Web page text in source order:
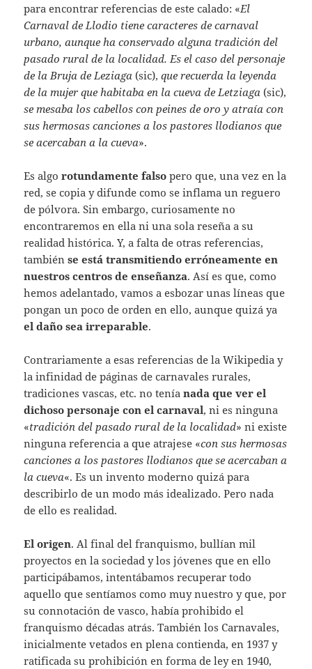
para encontrar referencias de este calado: «El
Carnaval de Llodio tiene caracteres de carnaval
urbano, aunque ha conservado alguna tradición del
pasado rural de la localidad. Es el caso del personaje
de la Bruja de Leziaga (sic),que recuerda la leyenda
de la mujer que habitaba en la cueva de Letziaga (sic),
se mesaba los cabellos con peines de oro y atraía con
sus hermosas canciones a los pastores llodianos que
se acercaban a la cueva».
Es algorotundamente falso pero que, una vez en la
red, se copia y difunde como se inflama un reguero
de pólvora. Sin embargo, curiosamente no
encontraremos en ella ni una sola reseña a su
realidad histórica. Y, a falta de otras referencias,
tambiénse está transmitiendo erróneamente en
nuestros centros de enseñanza. Así es que, como
hemos adelantado, vamos a esbozar unas líneas que
pongan un poco de orden en ello, aunque quizá ya
el daño sea irreparable.
Contrariamente a esas referencias de la Wikipedia y
la infinidad de páginas de carnavales rurales,
tradiciones vascas, etc. no teníanada que ver el
dichoso personaje con el carnaval, ni es ninguna
«tradición del pasado rural de la localidad» ni existe
ninguna referencia a que atrajese «con sus hermosas
canciones a los pastores llodianos que se acercaban a
la cueva«. Es un invento moderno quizá para
describirlo de un modo más idealizado. Pero nada
de ello es realidad.
El origen. Al final del franquismo, bullían mil
proyectos en la sociedad y los jóvenes que en ello
participábamos, intentábamos recuperar todo
aquello que sentíamos como muy nuestro y que, por
su connotación de vasco, había prohibido el
franquismo décadas atrás. También los Carnavales,
inicialmente vetados en plena contienda, en 1937 y
ratificada su prohibición en forma de ley en 1940,